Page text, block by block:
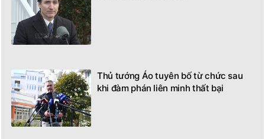
Thủ tướng Áo tuyên bố từ chức sau
khi đàm phán liên minh thất bại